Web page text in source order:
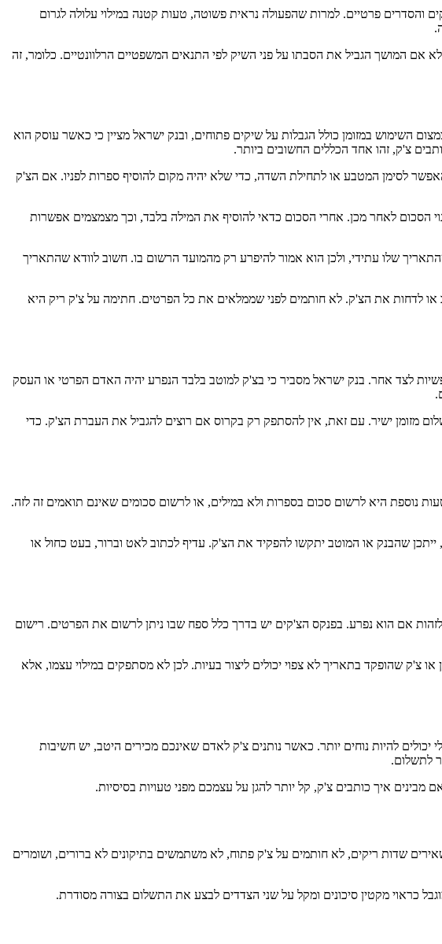
פרטיים. למרות שהפעולה נראית פשוטה, טעות קטנה במילוי עלולה לגרום
המושך הגביל את הסבתו על פני השיק לפי התנאים המשפטיים הרלוונטיים. כלומר, זה
במזומן כולל הגבלות על שיקים פתוחים, ובנק ישראל מציין כי כאשר עוסק הוא
ברורה, למשל 1,250.00. מומלץ למלא את הסכום קרוב ככל האפשר לסימן המטבע או לתחילת השדה, כדי שלא יהיה מקום להוסיף ספרות לפניו. אם הצ'ק
הסכום לאחר מכן. אחרי הסכום כדאי להוסיף את המילה בלבד, וכך מצמצמים אפשרות
שלו עתידי, ולכן הוא אמור להיפרע רק מהמועד הרשום בו. חשוב לוודא שהתאריך
לדחות את הצ'ק. לא חותמים לפני שממלאים את כל הפרטים. חתימה על צ'ק ריק היא
לצד אחר. בנק ישראל מסביר כי בצ'ק למוטב בלבד הנפרע יהיה האדם הפרטי או העסק
מזומן ישיר. עם זאת, אין להסתפק רק בקרוס אם רוצים להגביל את העברת הצ'ק. כדי
נוספת היא לרשום סכום בספרות ולא במילים, או לרשום סכומים שאינם תואמים זה לזה.
שהבנק או המוטב יתקשו להפקיד את הצ'ק. עדיף לכתוב לאט וברור, בעט כחול או
אם הוא נפרע. בפנקס הצ'קים יש בדרך כלל ספח שבו ניתן לרשום את הפרטים. רישום
שהופקד בתאריך לא צפוי יכולים ליצור בעיות. לכן לא מסתפקים במילוי עצמו, אלא
להיות נוחים יותר. כאשר נותנים צ'ק לאדם שאינכם מכירים היטב, יש חשיבות
לתשלום.
איך כותבים צ'ק, קל יותר להגן על עצמכם מפני טעויות בסיסיות.
שדות ריקים, לא חותמים על צ'ק פתוח, לא משתמשים בתיקונים לא ברורים, ושומרים
כראוי מקטין סיכונים ומקל על שני הצדדים לבצע את התשלום בצורה מסודרת.